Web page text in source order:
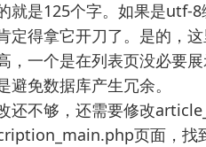
就是125个字。如果是utf-
定得拿它开刀了。是的，
，一个是在列表页没必要
避免数据库产生冗余。
还不够，还需要修改
页面，找